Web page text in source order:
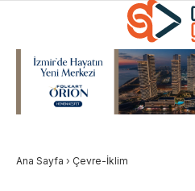
Ana Sayfa › Çevre-İklim